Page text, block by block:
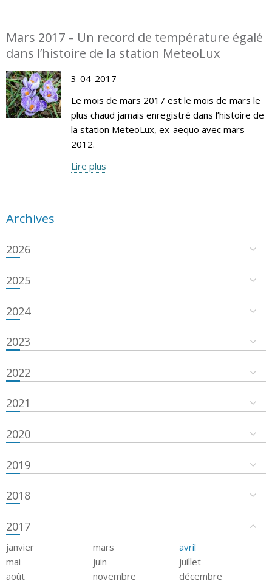
Mars 2017 – Un record de température égalé
dans l’histoire de la station MeteoLux
3-04-2017
Le mois de mars 2017 est le mois de mars le
plus chaud jamais enregistré dans l’histoire de
la station MeteoLux, ex-aequo avec mars
2012.
Lire plus
Archives
2026
2025
2024
2023
2022
2021
2020
2019
2018
2017
janvier mars
avril
mai
juin
juillet
août
novembre décembre